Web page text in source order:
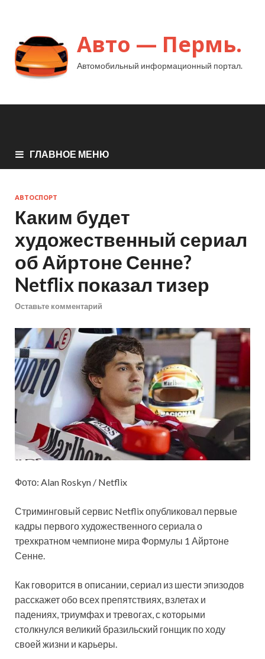
Авто — Пермь.
Автомобильный информационный портал.
ГЛАВНОЕ МЕНЮ
АВТОСПОРТ
Каким будет
художественный сериал
об Айртоне Сенне?
Netflix показал тизер
Оставьте комментарий
Фото: Alan Roskyn / Netflix
Стриминговый сервис Netflix опубликовал первые
кадры первого художественного сериала о
трехкратном чемпионе мира Формулы 1 Айртоне
Сенне.
Как говорится в описании, сериал из шести эпизодов
расскажет обо всех препятствиях, взлетах и ​​
падениях, триумфах и тревогах, с которыми
столкнулся великий бразильский гонщик по ходу
своей жизни и карьеры.